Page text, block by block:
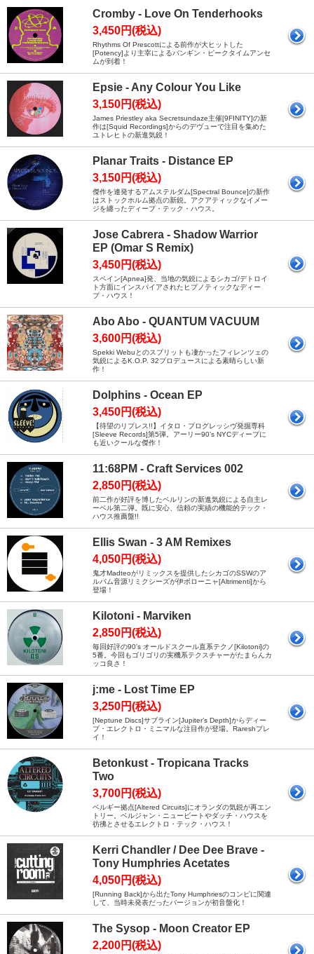
Cromby - Love On Tenderhooks
3,450円(税込)
Rhythms Of Prescottによる前作が大ヒットした
[Potency]より主宰によるバンギン・ピークタイムアンセ
ムが到着！
Epsie - Any Colour You Like
3,150円(税込)
James Priestley aka Secretsundaze主催[9FINITY]の新
作は[Squid Recordings]からのデヴューで注目を集めた
ユトレヒトの新進気鋭！
Planar Traits - Distance EP
3,150円(税込)
傑作を連発するアムステルダム[Spectral Bounce]の新作
はストックホルム拠点の新鋭。アクアティックなイメー
ジを纏ったディープ・テック・ハウス。
Jose Cabrera - Shadow Warrior
EP (Omar S Remix)
3,450円(税込)
スペイン[Apnea]発、当地の気鋭によるシカゴ/デトロイ
ト方面にインスパイアされたヒプノティックなディー
プ・ハウス！
Abo Abo - QUANTUM VACUUM
3,600円(税込)
Spekki Webuとのスプリットも凄かったフィレンツェの
気鋭によるK.O.P. 32プロデュースによる素晴らしい新
作！
Dolphins - Ocean EP
3,450円(税込)
【待望のリプレス!!】イタロ・プログレッシヴ発掘専科
[Sleeve Records]第5弾。アーリー90’s NYCディープに
も近いクールな傑作！
11:68PM - Craft Services 002
2,850円(税込)
前二作が好評を博したベルリンの新進気鋭による自主レ
ーベル第二弾。既に安心、信頼の実績の機能的テック・
ハウス推薦盤!!
Ellis Swan - 3 AM Remixes
4,050円(税込)
鬼才Madteoがリミックスを提供したシカゴのSSWのア
ルバム音源リミクシーズが伊ボローニャ[Altrimenti]から
登場！
Kilotoni - Marviken
2,850円(税込)
毎回好評の90’s オールドスクール直系テクノ[Kilotoni]の
5番。今回もゴリゴリの実機系テクスチャーがたまらんカ
ッコ良さ！
j:me - Lost Time EP
3,250円(税込)
[Neptune Discs]サブライン[Jupiter’s Depth]からディー
プ・エレクトロ・ミニマルな注目作が登場。Rareshプレ
イ！
Betonkust - Tropicana Tracks
Two
3,700円(税込)
ベルギー拠点[Altered Circuits]にオランダの気鋭が再エン
トリー。ベルジャン・ニュービートやダッチ・ハウスを
彷彿とさせるエレクトロ・テック・ハウス！
Kerri Chandler / Dee Dee Brave -
Tony Humphries Acetates
4,050円(税込)
[Running Back]から出たTony Humphriesのコンピに関連
して、当時未発表だったバージョンが初音盤化！
The Sysop - Moon Creator EP
2,200円(税込)